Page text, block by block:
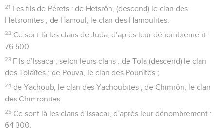
21 Les fils de Pérets : de Hetsrôn, (descend) le clan des
Hetsronites ; de Hamoul, le clan des Hamoulites.
22 Ce sont là les clans de Juda, d’après leur dénombrement :
76 500.
23 Fils d’Issacar, selon leurs clans : de Tola (descend) le clan
des Tolaïtes ; de Pouva, le clan des Pounites ;
24 de Yachoub, le clan des Yachoubites ; de Chimrôn, le clan
des Chimronites.
25 Ce sont là les clans d’Issacar, d’après leur dénombrement :
64 300.